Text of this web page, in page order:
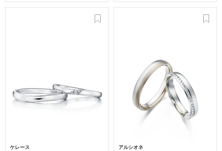
ケレース
アルシオネ